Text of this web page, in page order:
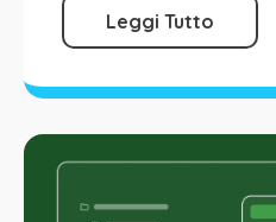
Leggi Tutto